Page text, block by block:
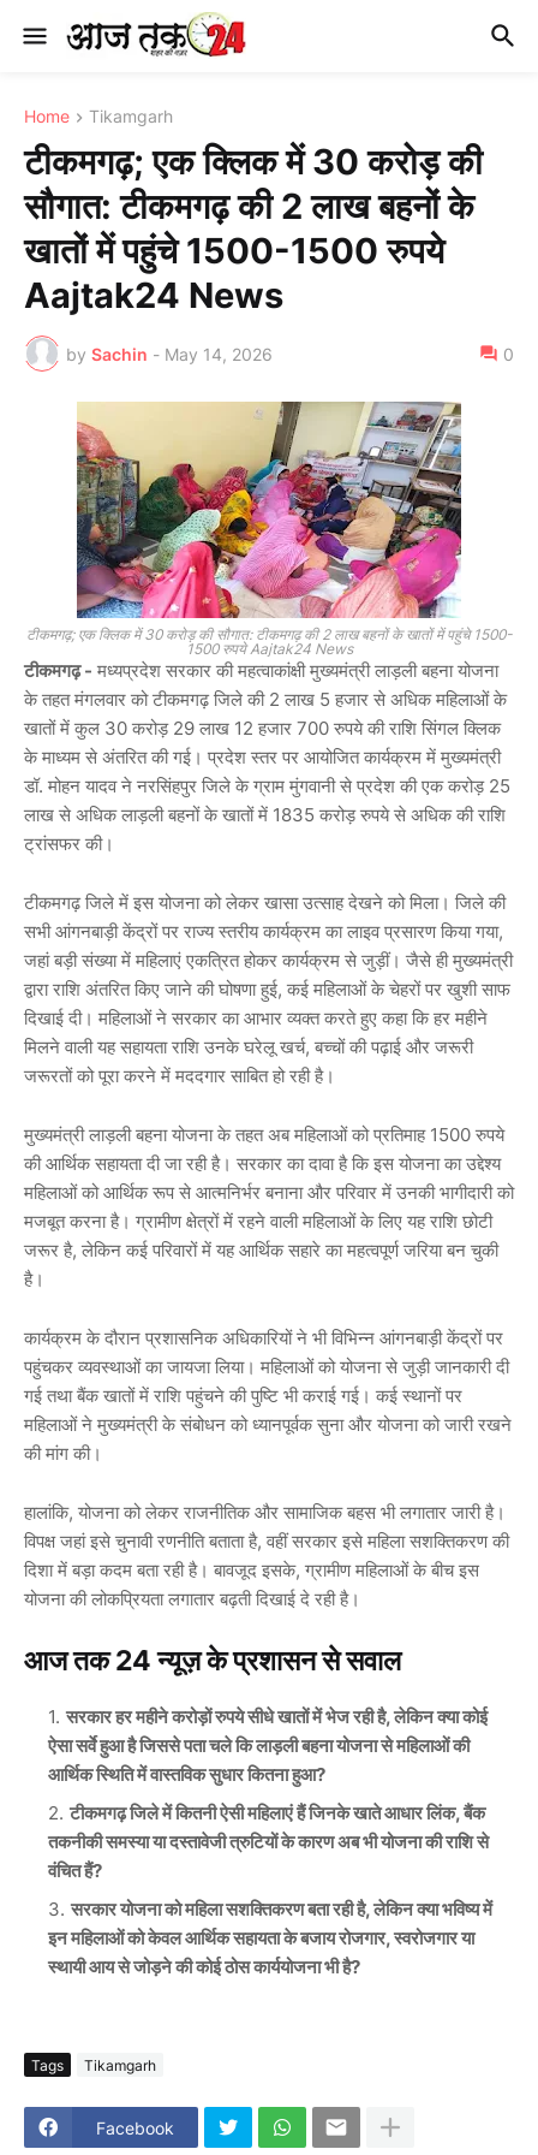
Home Tikamgarh
टीकमगढ़; एक क्लिक में 30 करोड़ की
सौगात: टीकमगढ़ की 2 लाख बहनों के
खातों में पहुंचे 1500-1500 रुपये
Aajtak24 News
by Sachin - May 14, 2026 0
टीकमगढ़; एक क्लिक में 30 करोड़ की सौगात: टीकमगढ़ की 2 लाख बहनों के खातों में पहुंचे 1500-
1500 रुपये Aajtak24 News
टीकमगढ़ - मध्यप्रदेश सरकार की महत्वाकांक्षी मुख्यमंत्री लाड़ली बहना योजना
के तहत मंगलवार को टीकमगढ़ जिले की 2 लाख 5 हजार से अधिक महिलाओं के
खातों में कुल 30 करोड़ 29 लाख 12 हजार 700 रुपये की राशि सिंगल क्लिक
के माध्यम से अंतरित की गई। प्रदेश स्तर पर आयोजित कार्यक्रम में मुख्यमंत्री
डॉ. मोहन यादव ने नरसिंहपुर जिले के ग्राम मुंगवानी से प्रदेश की एक करोड़ 25
लाख से अधिक लाड़ली बहनों के खातों में 1835 करोड़ रुपये से अधिक की राशि
ट्रांसफर की।
टीकमगढ़ जिले में इस योजना को लेकर खासा उत्साह देखने को मिला। जिले की
सभी आंगनबाड़ी केंद्रों पर राज्य स्तरीय कार्यक्रम का लाइव प्रसारण किया गया,
जहां बड़ी संख्या में महिलाएं एकत्रित होकर कार्यक्रम से जुड़ीं। जैसे ही मुख्यमंत्री
द्वारा राशि अंतरित किए जाने की घोषणा हुई, कई महिलाओं के चेहरों पर खुशी साफ
दिखाई दी। महिलाओं ने सरकार का आभार व्यक्त करते हुए कहा कि हर महीने
मिलने वाली यह सहायता राशि उनके घरेलू खर्च, बच्चों की पढ़ाई और जरूरी
जरूरतों को पूरा करने में मददगार साबित हो रही है।
मुख्यमंत्री लाड़ली बहना योजना के तहत अब महिलाओं को प्रतिमाह 1500 रुपये
की आर्थिक सहायता दी जा रही है। सरकार का दावा है कि इस योजना का उद्देश्य
महिलाओं को आर्थिक रूप से आत्मनिर्भर बनाना और परिवार में उनकी भागीदारी को
मजबूत करना है। ग्रामीण क्षेत्रों में रहने वाली महिलाओं के लिए यह राशि छोटी
जरूर है, लेकिन कई परिवारों में यह आर्थिक सहारे का महत्वपूर्ण जरिया बन चुकी
है।
कार्यक्रम के दौरान प्रशासनिक अधिकारियों ने भी विभिन्न आंगनबाड़ी केंद्रों पर
पहुंचकर व्यवस्थाओं का जायजा लिया। महिलाओं को योजना से जुड़ी जानकारी दी
गई तथा बैंक खातों में राशि पहुंचने की पुष्टि भी कराई गई। कई स्थानों पर
महिलाओं ने मुख्यमंत्री के संबोधन को ध्यानपूर्वक सुना और योजना को जारी रखने
की मांग की।
हालांकि, योजना को लेकर राजनीतिक और सामाजिक बहस भी लगातार जारी है।
विपक्ष जहां इसे चुनावी रणनीति बताता है, वहीं सरकार इसे महिला सशक्तिकरण की
दिशा में बड़ा कदम बता रही है। बावजूद इसके, ग्रामीण महिलाओं के बीच इस
योजना की लोकप्रियता लगातार बढ़ती दिखाई दे रही है।
आज तक 24 न्यूज़ के प्रशासन से सवाल
सरकार हर महीने करोड़ों रुपये सीधे खातों में भेज रही है, लेकिन क्या कोई
ऐसा सर्वे हुआ है जिससे पता चले कि लाड़ली बहना योजना से महिलाओं की
आर्थिक स्थिति में वास्तविक सुधार कितना हुआ?
टीकमगढ़ जिले में कितनी ऐसी महिलाएं हैं जिनके खाते आधार लिंक, बैंक
तकनीकी समस्या या दस्तावेजी त्रुटियों के कारण अब भी योजना की राशि से
वंचित हैं?
सरकार योजना को महिला सशक्तिकरण बता रही है, लेकिन क्या भविष्य में
इन महिलाओं को केवल आर्थिक सहायता के बजाय रोजगार, स्वरोजगार या
स्थायी आय से जोड़ने की कोई ठोस कार्ययोजना भी है?
Tags Tikamgarh
Facebook